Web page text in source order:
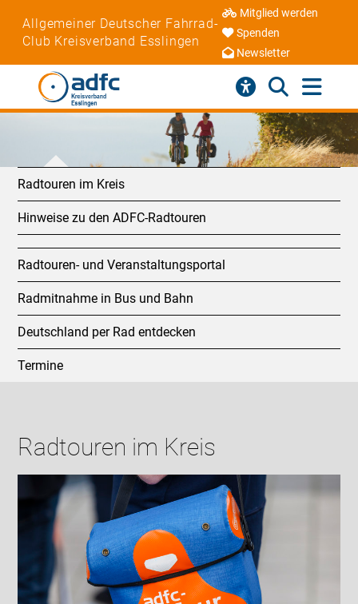
Allgemeiner Deutscher Fahrrad-
Club Kreisverband Esslingen
Mitglied werden
Spenden
Newsletter
Radtouren im Kreis
Hinweise zu den ADFC-Radtouren
Radtouren- und Veranstaltungsportal
Radmitnahme in Bus und Bahn
Deutschland per Rad entdecken
Termine
Radtouren im Kreis